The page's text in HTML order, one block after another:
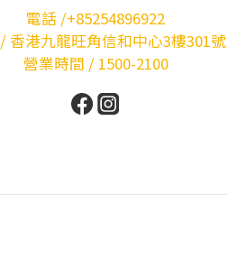
電話 /+85254896922
香港九龍旺角信和中心3樓301號
營業時間 / 1500-2100